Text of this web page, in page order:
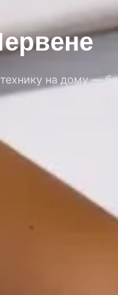
на дому — без